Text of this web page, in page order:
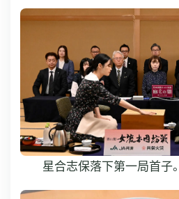
星合志保落下第一局首子。